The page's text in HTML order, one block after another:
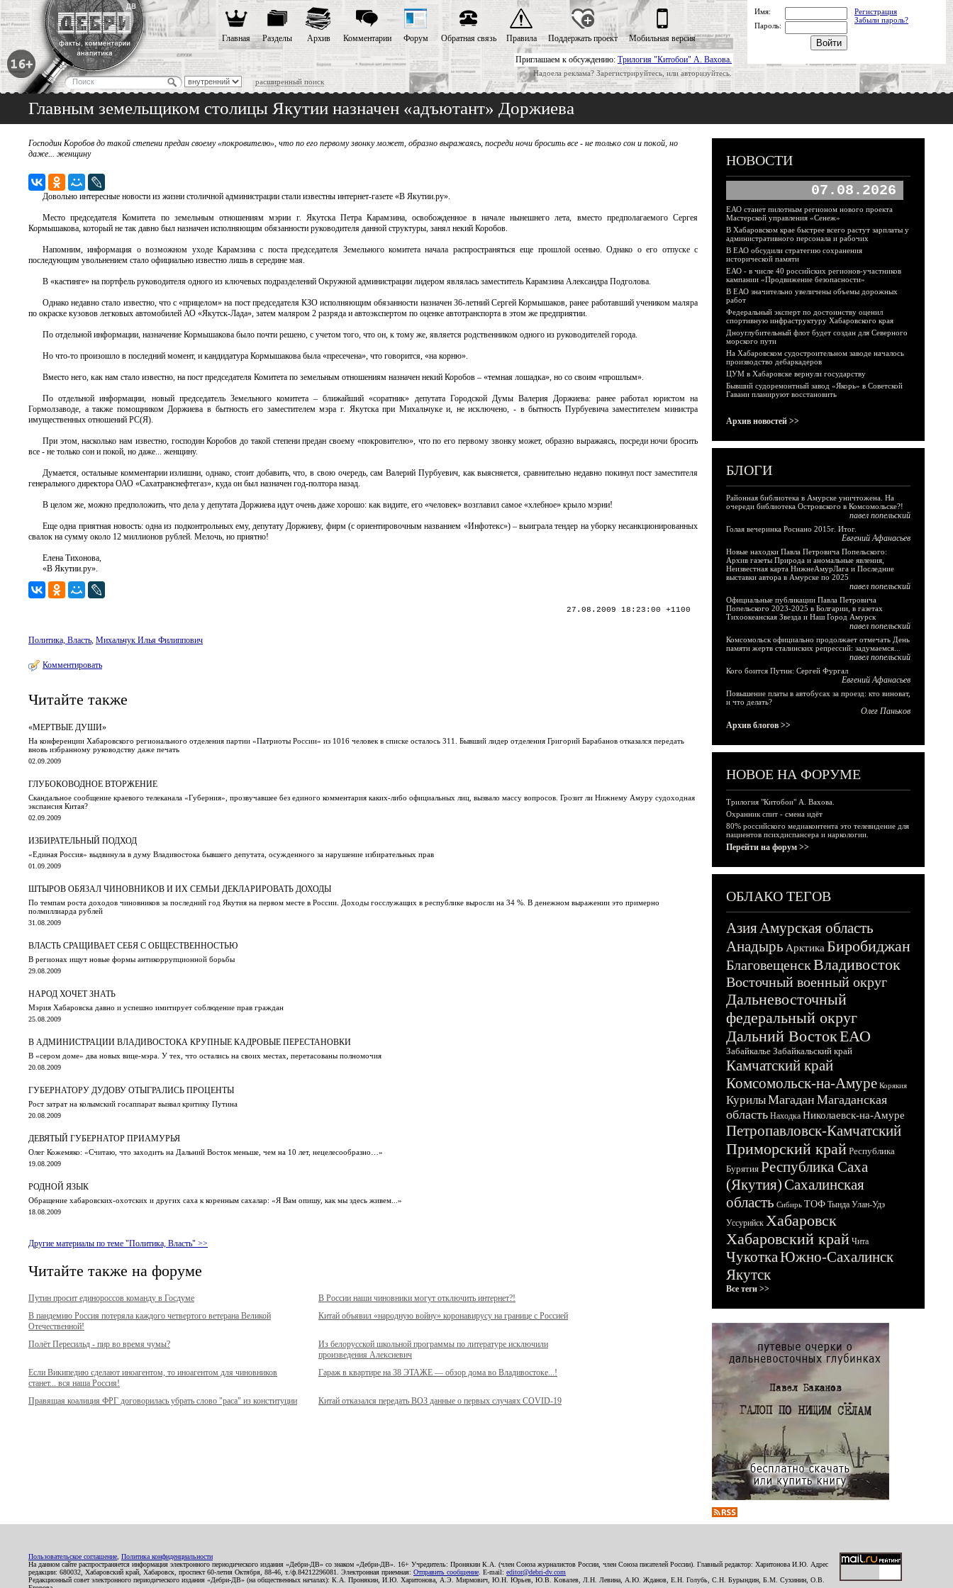
Приглашаем к обсуждению: Трилогия "Китобои" А. Вахова.
Надоела реклама? Зарегистрируйтесь, или авторизуйтесь.
расширенный поиск
Главная Разделы Архив Комментарии Форум Обратная связь Правила Поддержать проект Мобильная версия
Имя:
Регистрация
Забыли пароль?
Пароль:
Главным земельщиком столицы Якутии назначен «адъютант» Доржиева
Господин Коробов до такой степени предан своему «покровителю», что по его первому звонку может, образно выражаясь, посреди ночи бросить все - не только сон и покой, но
даже... женщину
Довольно интересные новости из жизни столичной администрации стали известны интернет-газете «В Якутии.ру».
Место председателя Комитета по земельным отношениям мэрии г. Якутска Петра Карамзина, освобожденное в начале нынешнего лета, вместо предполагаемого Сергея
Кормышакова, который не так давно был назначен исполняющим обязанности руководителя данной структуры, занял некий Коробов.
Напомним, информация о возможном уходе Карамзина с поста председателя Земельного комитета начала распространяться еще прошлой осенью. Однако о его отпуске с
последующим увольнением стало официально известно лишь в середине мая.
В «кастинге» на портфель руководителя одного из ключевых подразделений Окружной администрации лидером являлась заместитель Карамзина Александра Подголова.
Однако недавно стало известно, что с «прицелом» на пост председателя КЗО исполняющим обязанности назначен 36-летний Сергей Кормышаков, ранее работавший учеником маляра
по окраске кузовов легковых автомобилей АО «Якутск-Лада», затем маляром 2 разряда и автоэкспертом по оценке автотранспорта в этом же предприятии.
По отдельной информации, назначение Кормышакова было почти решено, с учетом того, что он, к тому же, является родственником одного из руководителей города.
Но что-то произошло в последний момент, и кандидатура Кормышакова была «пресечена», что говорится, «на корню».
Вместо него, как нам стало известно, на пост председателя Комитета по земельным отношениям назначен некий Коробов – «темная лошадка», но со своим «прошлым».
По отдельной информации, новый председатель Земельного комитета – ближайший «соратник» депутата Городской Думы Валерия Доржиева: ранее работал юристом на
Гормолзаводе, а также помощником Доржиева в бытность его заместителем мэра г. Якутска при Михальчуке и, не исключено, - в бытность Пурбуевича заместителем министра
имущественных отношений РС(Я).
При этом, насколько нам известно, господин Коробов до такой степени предан своему «покровителю», что по его первому звонку может, образно выражаясь, посреди ночи бросить
все - не только сон и покой, но даже... женщину.
Думается, остальные комментарии излишни, однако, стоит добавить, что, в свою очередь, сам Валерий Пурбуевич, как выясняется, сравнительно недавно покинул пост заместителя
генерального директора ОАО «Сахатранснефтегаз», куда он был назначен год-полтора назад.
В целом же, можно предположить, что дела у депутата Доржиева идут очень даже хорошо: как видите, его «человек» возглавил самое «хлебное» крыло мэрии!
Еще одна приятная новость: одна из подконтрольных ему, депутату Доржиеву, фирм (с ориентировочным названием «Инфотекс») – выиграла тендер на уборку несанкционированных
свалок на сумму около 12 миллионов рублей. Мелочь, но приятно!
Елена Тихонова,
«В Якутии.ру».
27.08.2009 18:23:00 +1100
Политика, Власть, Михальчук Илья Филиппович
Комментировать
Читайте также
«МЕРТВЫЕ ДУШИ»
На конференции Хабаровского регионального отделения партии «Патриоты России» из 1016 человек в списке осталось 311. Бывший лидер отделения Григорий Барабанов отказался передать
вновь избранному руководству даже печать
02.09.2009
ГЛУБОКОВОДНОЕ ВТОРЖЕНИЕ
Скандальное сообщение краевого телеканала «Губерния», прозвучавшее без единого комментария каких-либо официальных лиц, вызвало массу вопросов. Грозит ли Нижнему Амуру судоходная
экспансия Китая?
02.09.2009
ИЗБИРАТЕЛЬНЫЙ ПОДХОД
«Единая Россия» выдвинула в думу Владивостока бывшего депутата, осужденного за нарушение избирательных прав
01.09.2009
ШТЫРОВ ОБЯЗАЛ ЧИНОВНИКОВ И ИХ СЕМЬИ ДЕКЛАРИРОВАТЬ ДОХОДЫ
По темпам роста доходов чиновников за последний год Якутия на первом месте в России. Доходы госслужащих в республике выросли на 34 %. В денежном выражении это примерно
полмиллиарда рублей
31.08.2009
ВЛАСТЬ СРАЩИВАЕТ СЕБЯ С ОБЩЕСТВЕННОСТЬЮ
В регионах ищут новые формы антикоррупционной борьбы
29.08.2009
НАРОД ХОЧЕТ ЗНАТЬ
Мэрия Хабаровска давно и успешно имитирует соблюдение прав граждан
25.08.2009
В АДМИНИСТРАЦИИ ВЛАДИВОСТОКА КРУПНЫЕ КАДРОВЫЕ ПЕРЕСТАНОВКИ
В «cером доме» два новых вице-мэра. У тех, что остались на своих местах, перетасованы полномочия
20.08.2009
ГУБЕРНАТОРУ ДУДОВУ ОТЫГРАЛИСЬ ПРОЦЕНТЫ
Рост затрат на колымский госаппарат вызвал критику Путина
20.08.2009
ДЕВЯТЫЙ ГУБЕРНАТОР ПРИАМУРЬЯ
Олег Кожемяко: «Считаю, что заходить на Дальний Восток меньше, чем на 10 лет, нецелесообразно…»
19.08.2009
РОДНОЙ ЯЗЫК
Обращение хабаровских-охотских и других саха к коренным сахалар: «Я Вам опишу, как мы здесь живем...»
18.08.2009
Другие материалы по теме "Политика, Власть" >>
Читайте также на форуме
Путин просит единороссов команду в Госдуме
В России наши чиновники могут отключить интернет?!
В пандемию Россия потеряла каждого четвертого ветерана Великой
Отечественной!
Китай объявил «народную войну» коронавирусу на границе с Россией
Полёт Пересильд - пир во время чумы?
Из белорусской школьной программы по литературе исключили
произведения Алексиевич
Если Википедию сделают иноагентом, то иноагентом для чиновников
станет... вся наша Россия!
Гараж в квартире на 38 ЭТАЖЕ — обзор дома во Владивостоке...!
Правящая коалиция ФРГ договорилась убрать слово "раса" из конституции Китай отказался передать ВОЗ данные о первых случаях COVID-19
НОВОСТИ
07.08.2026
ЕАО станет пилотным регионом нового проекта
Мастерской управления «Сенеж»
В Хабаровском крае быстрее всего растут зарплаты у
административного персонала и рабочих
В ЕАО обсудили стратегию сохранения
исторической памяти
ЕАО - в числе 40 российских регионов-участников
кампании «Продвижение безопасности»
В ЕАО значительно увеличены объемы дорожных
работ
Федеральный эксперт по достоинству оценил
спортивную инфраструктуру Хабаровского края
Дноуглубительный флот будет создан для Северного
морского пути
На Хабаровском судостроительном заводе началось
производство дебаркадеров
ЦУМ в Хабаровске вернули государству
Бывший судоремонтный завод «Якорь» в Советской
Гавани планируют восстановить
Архив новостей >>
БЛОГИ
Районная библиотека в Амурске уничтожена. На
очереди библиотека Островского в Комсомольске?!
павел попельский
Голая вечеринка Роснано 2015г. Итог.
Евгений Афанасьев
Новые находки Павла Петровича Попельского:
Архив газеты Природа и аномальные явления,
Неизвестная карта НижнеАмурЛага и Последние
выставки автора в Амурске по 2025
павел попельский
Официальные публикации Павла Петровича
Попельского 2023-2025 в Болгарии, в газетах
Тихоокеанская Звезда и Наш Город Амурск
павел попельский
Комсомольск официально продолжает отмечать День
памяти жертв сталинских репрессий: задумаемся...
павел попельский
Кого боится Путин: Сергей Фургал
Евгений Афанасьев
Повышение платы в автобусах за проезд: кто виноват,
и что делать?
Олег Паньков
Архив блогов >>
НОВОЕ НА ФОРУМЕ
Трилогия "Китобои" А. Вахова.
Охранник спит - смена идёт
80% российского медиаконтента это телевидение для
пациентов психдиспансера и наркологии.
Перейти на форум >>
ОБЛАКО ТЕГОВ
АзияАмурская область
Анадырь Арктика Биробиджан
БлаговещенскВладивосток
Восточный военный округ
Дальневосточный
федеральный округ
Дальний ВостокЕАО
Забайкалье Забайкальский край
Камчатский край
Комсомольск-на-Амуре Корякия
КурилыМагадан Магаданская
область Находка Николаевск-на-Амуре
Петропавловск-Камчатский
Приморский край Республика
Бурятия Республика Саха
(Якутия)Сахалинская
область Сибирь ТОФ Тында Улан-Удэ
Уссурийск Хабаровск
Хабаровский край Чита
ЧукоткаЮжно-Сахалинск
Якутск
Все теги >>
Пользовательское соглашение Политика конфиденциальности
На данном сайте распространяется информация электронного периодического издания «Дебри-ДВ» со знаком «Дебри-ДВ». 16+ Учредитель: Пронякин К.А. (член Союза журналистов России, член Союза писателей России). Главный редактор: Харитонова И.Ю. Адрес
редакции: 680032, Хабаровский край, Хабаровск, проспект 60-летия Октября, 88-46, т./ф.84212296081. Электронная приемная: Отправить сообщение . E-mail: editor@debri-dv.com
Редакционный совет электронного периодического издания «Дебри-ДВ» (на общественных началах): К.А. Пронякин, И.Ю. Харитонова, А.Э. Мирмович, Ю.Н. Юрьев, Ю.В. Ковалев, Л.Н. Левина, А.Ю. Жданов, Е.Н. Голубь, С.Н. Бурындин, Б.М. Сухинин, О.В.